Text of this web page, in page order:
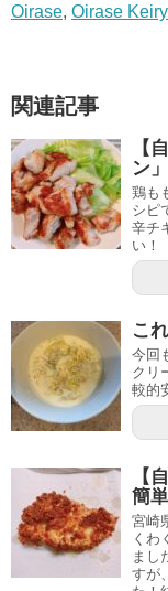
Oirase, Oirase
関連記事
【
ン
鶏も
シピ
辛チ
い！
こ
今回
クリ
較的
【
簡
宮崎
くわ
まし
すが